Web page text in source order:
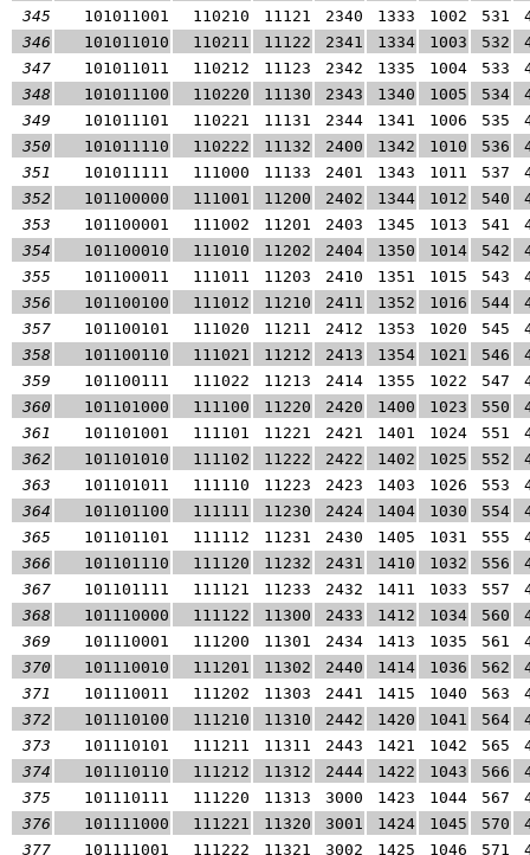
345
101011001 110210 11121 2340 1333 1002 531
346
101011010 110211 11122 2341 1334 1003 532
347
101011011 110212 11123 2342 1335 1004 533
348
101011100 110220 11130 2343 1340 1005 534
349
101011101 110221 11131 2344 1341 1006 535
350
101011110 110222 11132 2400 1342 1010 536
351
101011111 111000 11133 2401 1343 1011 537
352
101100000 111001 11200 2402 1344 1012 540
353
101100001 111002 11201 2403 1345 1013 541
354
101100010 111010 11202 2404 1350 1014 542
355
101100011 111011 11203 2410 1351 1015 543
356
101100100 111012 11210 2411 1352 1016 544
357
101100101 111020 11211 2412 1353 1020 545
358
101100110 111021 11212 2413 1354 1021 546
359
101100111 111022 11213 2414 1355 1022 547
360
101101000 111100 11220 2420 1400 1023 550
361
101101001 111101 11221 2421 1401 1024 551
362
101101010 111102 11222 2422 1402 1025 552
363
101101011 111110 11223 2423 1403 1026 553
364
101101100 111111 11230 2424 1404 1030 554
365
101101101 111112 11231 2430 1405 1031 555
366
101101110 111120 11232 2431 1410 1032 556
367
101101111 111121 11233 2432 1411 1033 557
368
101110000 111122 11300 2433 1412 1034 560
369
101110001 111200 11301 2434 1413 1035 561
370
101110010 111201 11302 2440 1414 1036 562
371
101110011 111202 11303 2441 1415 1040 563
372
101110100 111210 11310 2442 1420 1041 564
373
101110101 111211 11311 2443 1421 1042 565
374
101110110 111212 11312 2444 1422 1043 566
375
101110111 111220 11313 3000 1423 1044 567
376
101111000 111221 11320 3001 1424 1045 570
377
101111001 111222 11321 3002 1425 1046 571